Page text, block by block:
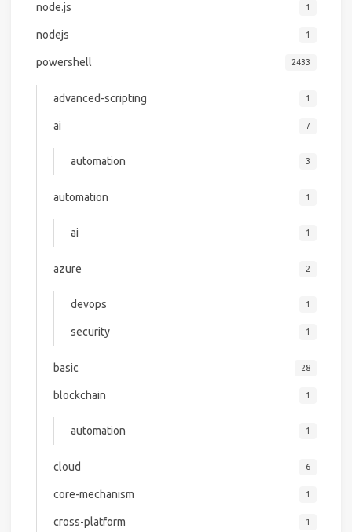
node.js 1
nodejs 1
powershell 2433
advanced-scripting 1
ai 7
automation 3
automation 1
ai 1
azure 2
devops 1
security 1
basic 28
blockchain 1
automation 1
cloud 6
core-mechanism 1
cross-platform 1